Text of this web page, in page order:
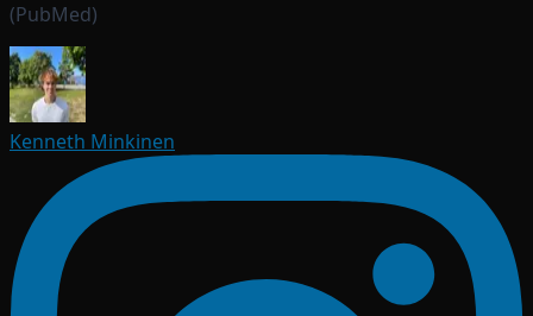
(PubMed)
Kenneth Minkinen